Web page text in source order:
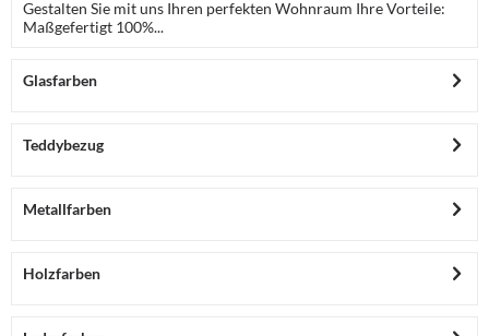
Gestalten Sie mit uns Ihren perfekten Wohnraum Ihre Vorteile:
Maßgefertigt 100%...
Glasfarben
Teddybezug
Metallfarben
Holzfarben